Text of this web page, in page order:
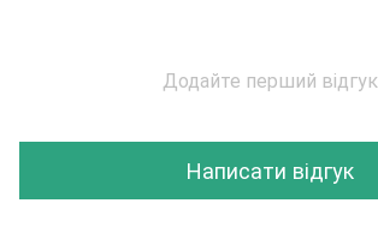
Додайте перший відгук
Написати відгук